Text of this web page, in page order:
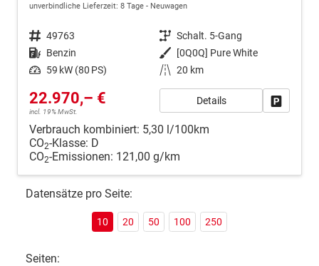
unverbindliche Lieferzeit: 8 Tage Neuwagen
Fahrzeugnr. 49763 Getriebe Schalt. 5-Gang
Kraftstoff Benzin Außenfarbe
[0Q0Q] Pure White
Leistung 59 kW (80 PS) Kilometerstand 20 km
22.970,– €
incl. 19% MwSt.
Details
Verbrauch kombiniert: 5,30 l/100km
CO2-Klasse: D
CO2-Emissionen: 121,00 g/km
Datensätze pro Seite:
10 20 50 100 250
Seiten: